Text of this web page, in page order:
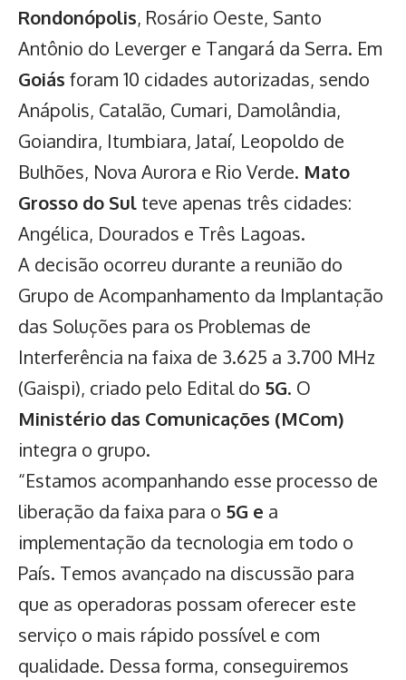
Rondonópolis, Rosário Oeste, Santo
Antônio do Leverger e Tangará da Serra. Em
Goiás foram 10 cidades autorizadas, sendo
Anápolis, Catalão, Cumari, Damolândia,
Goiandira, Itumbiara, Jataí, Leopoldo de
Bulhões, Nova Aurora e Rio Verde. Mato
Grosso do Sul teve apenas três cidades:
Angélica, Dourados e Três Lagoas.
A decisão ocorreu durante a reunião do
Grupo de Acompanhamento da Implantação
das Soluções para os Problemas de
Interferência na faixa de 3.625 a 3.700 MHz
(Gaispi), criado pelo Edital do 5G. O
Ministério das Comunicações (MCom)
integra o grupo.
“Estamos acompanhando esse processo de
liberação da faixa para o 5G e a
implementação da tecnologia em todo o
País. Temos avançado na discussão para
que as operadoras possam oferecer este
serviço o mais rápido possível e com
qualidade. Dessa forma, conseguiremos